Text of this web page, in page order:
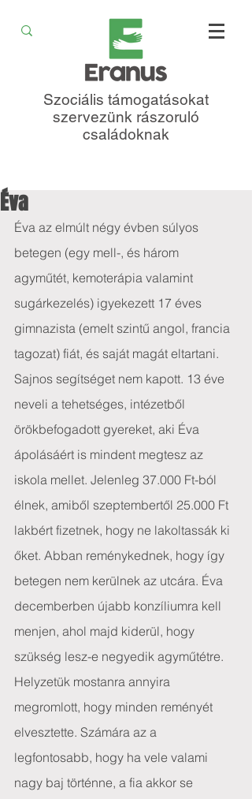
Szociális támogatásokat
szervezünk rászoruló
családoknak
Éva
Éva az elmúlt négy évben súlyos
betegen (egy mell-, és három
agyműtét, kemoterápia valamint
sugárkezelés) igyekezett 17 éves
gimnazista (emelt szintű angol, francia
tagozat) fiát, és saját magát eltartani.
Sajnos segítséget nem kapott. 13 éve
neveli a tehetséges, intézetből
örökbefogadott gyereket, aki Éva
ápolásáért is mindent megtesz az
iskola mellet. Jelenleg 37.000 Ft-ból
élnek, amiből szeptembertől 25.000 Ft
lakbért fizetnek, hogy ne lakoltassák ki
őket. Abban reménykednek, hogy így
betegen nem kerülnek az utcára. Éva
decemberben újabb konzíliumra kell
menjen, ahol majd kiderül, hogy
szükség lesz-e negyedik agyműtétre.
Helyzetük mostanra annyira
megromlott, hogy minden reményét
elvesztette. Számára az a
legfontosabb, hogy ha vele valami
nagy baj történne, a fia akkor se